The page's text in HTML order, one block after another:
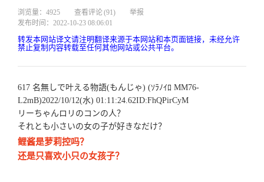
浏览量：4925 查看评论(91)
举报
发布时间：2022-10-23 08:06:01
转发本网站译文请注明翻译来源于本网站和本页面链接，未经允许
禁止复制内容转载至任何其他网站或公共平台。
617 名無しで叶える物語(もんじゃ) (ｿﾗﾉｲﾛ MM76-
L2mB)2022/10/12(水) 01:11:24.62ID:FhQPirCyM
リーちゃんロリのコンの人？
それとも小さいの女の子が好きなだけ？
鲤酱是萝莉控吗？
还是只喜欢小只の女孩子？